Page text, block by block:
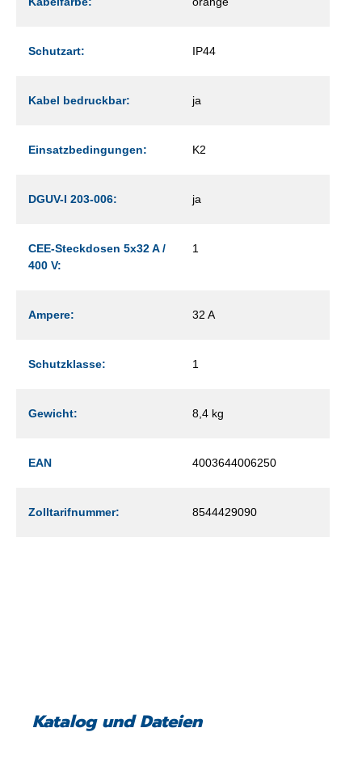
Schutzart: IP44
Kabel bedruckbar: ja
Einsatzbedingungen: K2
DGUV-I 203-006: ja
CEE-Steckdosen 5x32 A /
400 V:
1
Ampere: 32 A
Schutzklasse: 1
Gewicht: 8,4 kg
EAN 4003644006250
Zolltarifnummer: 8544429090
Katalog und Dateien